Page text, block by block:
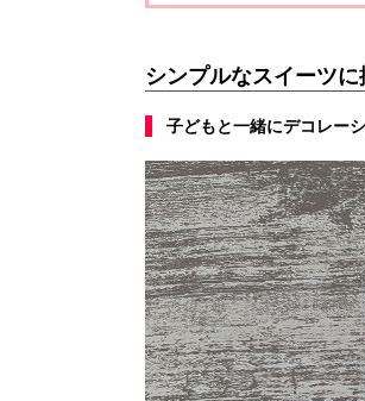
シンプルなスイーツ
子どもと一緒にデコレー